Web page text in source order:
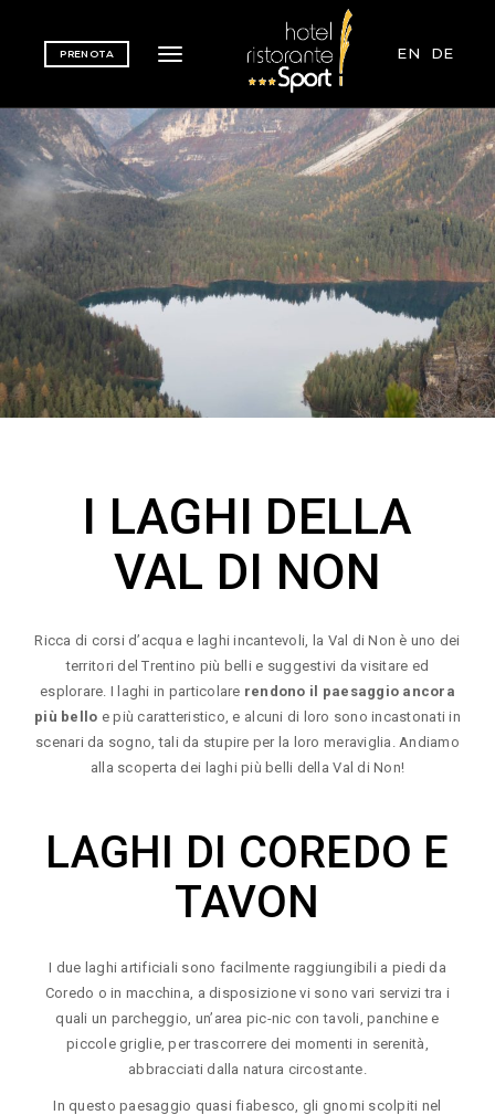
Toggle navigation EN DE
PRENOTA
I LAGHI DELLA
VAL DI NON
Ricca di corsi d’acqua e laghi incantevoli, la Val di Non è uno dei
territori del Trentino più belli e suggestivi da visitare ed
esplorare. I laghi in particolare rendono il paesaggio ancora
più bello e più caratteristico, e alcuni di loro sono incastonati in
scenari da sogno, tali da stupire per la loro meraviglia. Andiamo
alla scoperta dei laghi più belli della Val di Non!
LAGHI DI COREDO E
TAVON
I due laghi artificiali sono facilmente raggiungibili a piedi da
Coredo o in macchina, a disposizione vi sono vari servizi tra i
quali un parcheggio, un’area pic-nic con tavoli, panchine e
piccole griglie, per trascorrere dei momenti in serenità,
abbracciati dalla natura circostante.
In questo paesaggio quasi fiabesco, gli gnomi scolpiti nel